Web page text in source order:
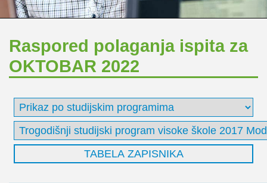
Raspored polaganja ispita za
OKTOBAR 2022